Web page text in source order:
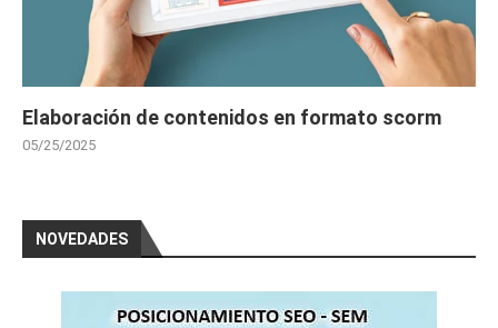
Elaboración de contenidos en formato scorm
05/25/2025
NOVEDADES